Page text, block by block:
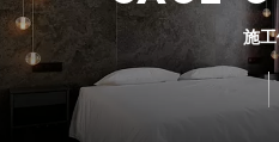
施工